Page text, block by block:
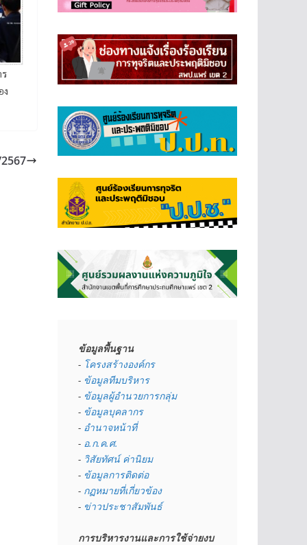
ง
ข้อมูลพื้นฐาน
- โครงสร้างองค์กร
- ข้อมูลทีมบริหาร
- ข้อมูลผู้อำนวยการกลุ่ม
- ข้อมูลบุคลากร
- อำนาจหน้าที่
- อ.ก.ค.ศ.
- วิสัยทัศน์ ค่านิยม
- ข้อมูลการติดต่อ
- กฏหมายที่เกี่ยวข้อง
- ข่าวประชาสัมพันธ์
การบริหารงานและการใช้จ่ายงบ